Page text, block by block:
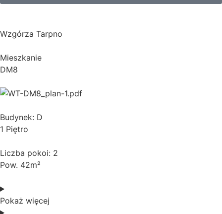
Wzgórza Tarpno
Mieszkanie
DM8
Budynek: D
1 Piętro
Liczba pokoi: 2
Pow. 42m²
Pokaż więcej